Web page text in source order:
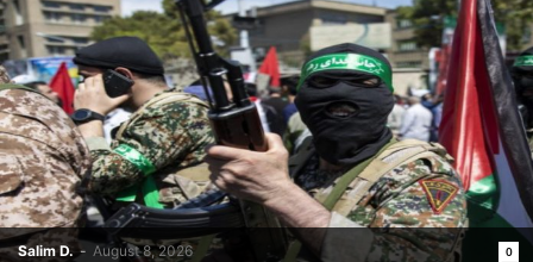
Salim D. - August 8, 2026 0